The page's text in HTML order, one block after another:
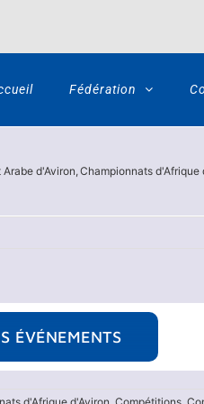
Fédération
d'Aviron Championnats d'Afrique
ÉVÉNEMENTS